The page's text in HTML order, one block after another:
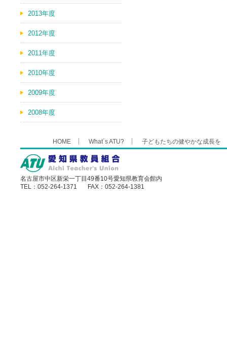
2013年度
2012年度
2011年度
2010年度
2009年度
2008年度
HOME What´s ATU? 子どもたちの健やかな成長を
名古屋市中区新栄一丁目49番10号愛知県教育会館内
TEL：052-264-1371 FAX：052-264-1381